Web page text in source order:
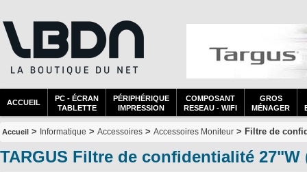
ACCUEIL
PC - ÉCRAN
TABLETTE
PÉRIPHÉRIQUE
IMPRESSION
COMPOSANT
RESEAU - WIFI
GROS
MÉNAGER
Accueil > Informatique > Accessoires > Accessoires Moniteur > Filtre de
TARGUS Filtre de confidentialité 27"W